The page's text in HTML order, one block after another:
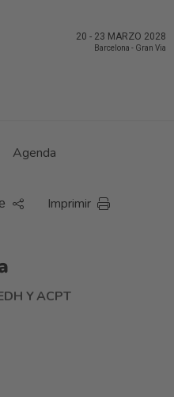
20 - 23 MARZO 2028
Barcelona - Gran Via
Agenda
Imprimir
Y ACPT